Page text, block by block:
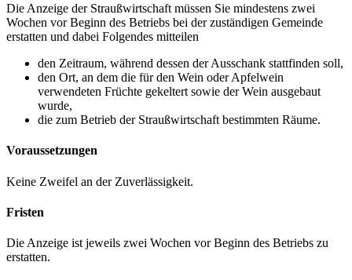
Die Anzeige der Straußwirtschaft müssen Sie mindestens zwei
Wochen vor Beginn des Betriebs bei der zuständigen Gemeinde
erstatten und dabei Folgendes mitteilen
den Zeitraum, während dessen der Ausschank stattfinden soll,
den Ort, an dem die für den Wein oder Apfelwein
verwendeten Früchte gekeltert sowie der Wein ausgebaut
wurde,
die zum Betrieb der Straußwirtschaft bestimmten Räume.
Voraussetzungen
Keine Zweifel an der Zuverlässigkeit.
Fristen
Die Anzeige ist jeweils zwei Wochen vor Beginn des Betriebs zu
erstatten.